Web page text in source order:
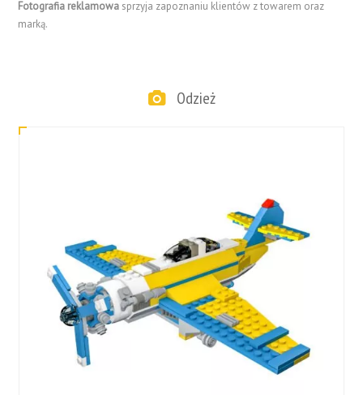
Fotografia reklamowa sprzyja zapoznaniu klientów z towarem oraz
marką.
Odzież